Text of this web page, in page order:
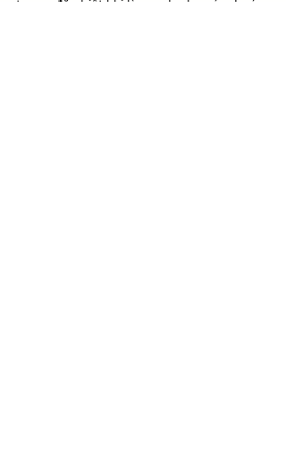
trọng, đặc biệt khi làm web cho các dự án